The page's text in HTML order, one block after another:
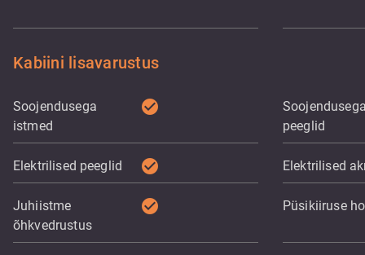
Kabiini lisavarustus
Soojendusega
istmed
check_circle
Soojendusega
peeglid
Elektrilised peeglid check_circle Elektrilised
Juhiistme
õhkvedrustus
check_circle Püsikiiruse